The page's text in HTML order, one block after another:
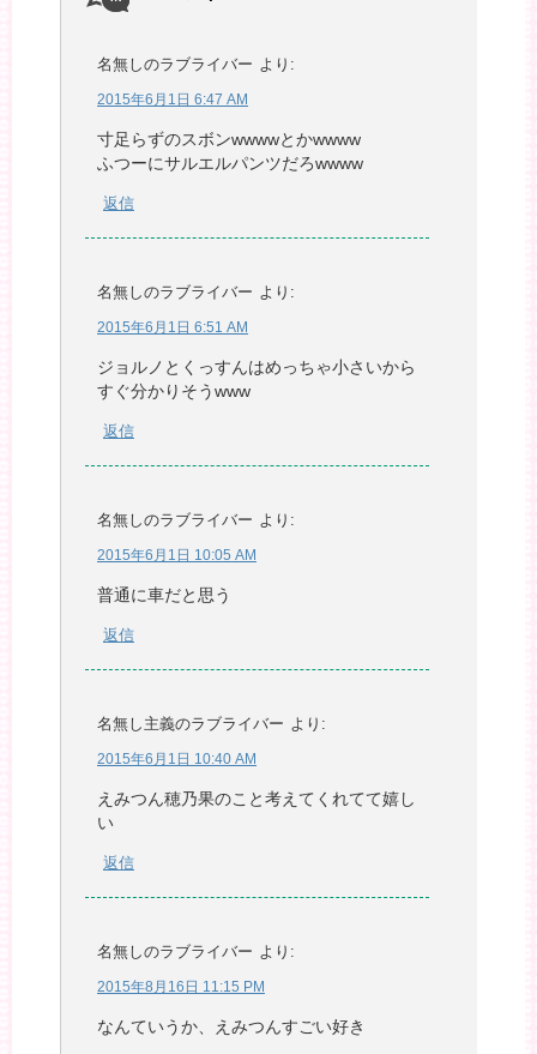
名無しのラブライバー より:
2015年6月1日 6:47 AM
寸足らずのスボンwwwwとかwwww
ふつーにサルエルパンツだろwwww
返信
名無しのラブライバー より:
2015年6月1日 6:51 AM
ジョルノとくっすんはめっちゃ小さいから
すぐ分かりそうwww
返信
名無しのラブライバー より:
2015年6月1日 10:05 AM
普通に車だと思う
返信
名無し主義のラブライバー より:
2015年6月1日 10:40 AM
えみつん穂乃果のこと考えてくれてて嬉し
い
返信
名無しのラブライバー より:
2015年8月16日 11:15 PM
なんていうか、えみつんすごい好き